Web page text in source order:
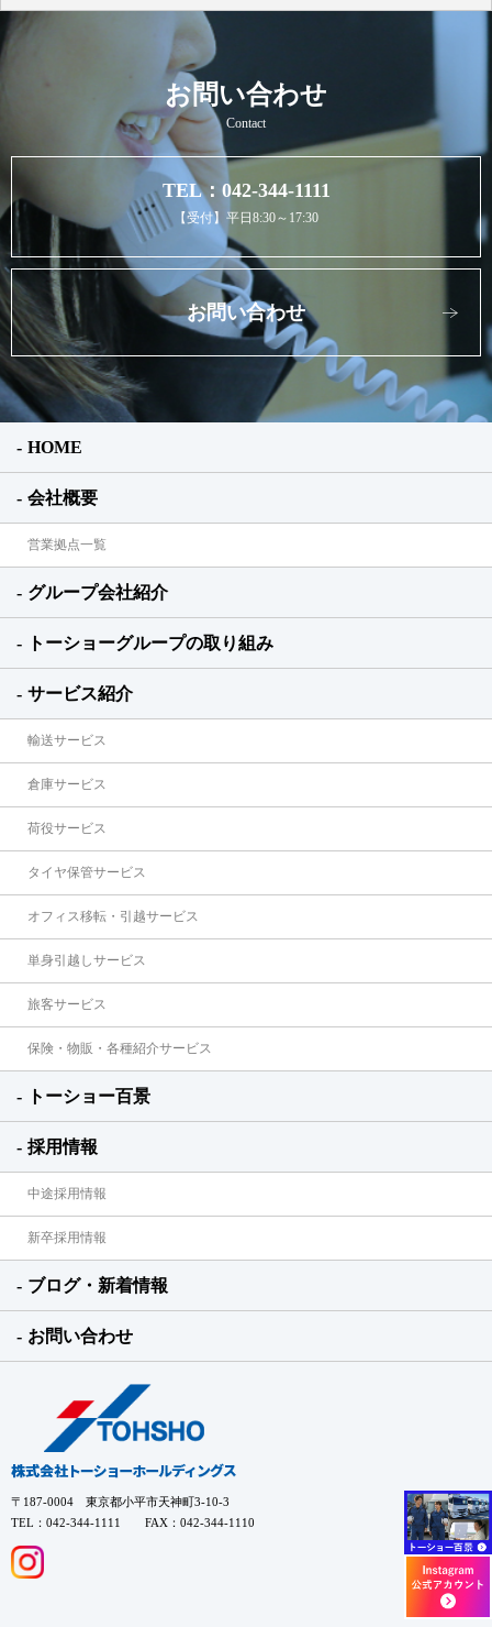
お問い合わせ
Contact
TEL：042-344-1111
【受付】平日8:30～17:30
お問い合わせ
HOME
会社概要
営業拠点一覧
グループ会社紹介
トーショーグループの取り組み
サービス紹介
輸送サービス
倉庫サービス
荷役サービス
タイヤ保管サービス
オフィス移転・引越サービス
単身引越しサービス
旅客サービス
保険・物販・各種紹介サービス
トーショー百景
採用情報
中途採用情報
新卒採用情報
ブログ・新着情報
お問い合わせ
〒187-0004 東京都小平市天神町3-10-3
TEL：042-344-1111 FAX：042-344-1110